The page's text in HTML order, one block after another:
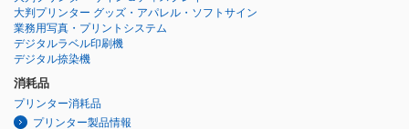
大判プリンター グッズ・アパレル・ソフトサイン
業務用写真・プリントシステム
デジタルラベル印刷機
デジタル捺染機
消耗品
プリンター消耗品
プリンター製品情報